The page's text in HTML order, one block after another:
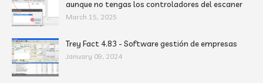
aunque no tengas los controladores del escaner
March 15, 2025
Trey Fact 4.83 - Software gestión de empresas
January 09, 2024